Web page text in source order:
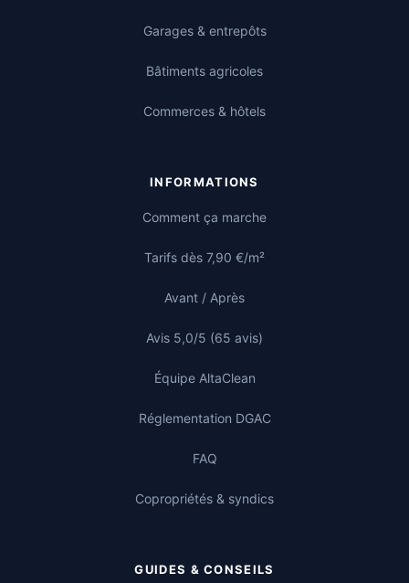
Garages & entrepôts
Bâtiments agricoles
Commerces & hôtels
INFORMATIONS
Comment ça marche
Tarifs dès 7,90 €/m²
Avant / Après
Avis 5,0/5 (65 avis)
Équipe AltaClean
Réglementation DGAC
FAQ
Copropriétés & syndics
GUIDES & CONSEILS